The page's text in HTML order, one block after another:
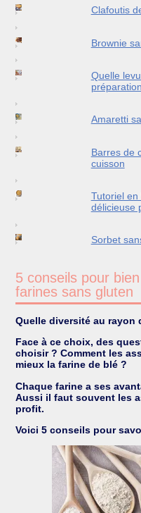
Clafoutis
Brownie
Quelle
Amaretti
Barres de
cuisson
Tutoriel
délicieuse
Sorbet
5 conseils pour
farines sans gluten
Quelle diversité au rayon
Face à ce choix, des
choisir ? Comment les
mieux la farine de blé ?
Chaque farine a ses
Aussi il faut souvent les
profit.
Voici 5 conseils pour